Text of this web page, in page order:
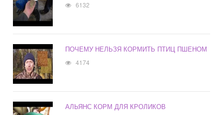
6132
ПОЧЕМУ НЕЛЬЗЯ КОРМИТЬ ПТИЦ ПШЕНОМ
4174
АЛЬЯНС КОРМ ДЛЯ КРОЛИКОВ